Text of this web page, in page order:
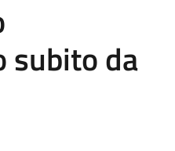
subito da